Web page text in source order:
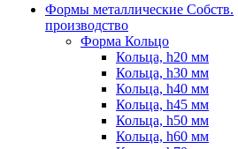
Формы металлические Собств.
производство
Форма Кольцо
Кольца, h20 мм
Кольца, h30 мм
Кольца, h40 мм
Кольца, h45 мм
Кольца, h50 мм
Кольца, h60 мм